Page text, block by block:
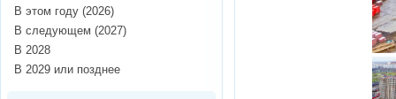
В этом году (2026)
В следующем (2027)
В 2028
В 2029 или позднее